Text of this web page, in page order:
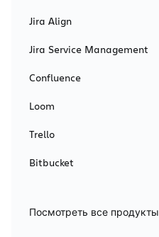
Jira Align
Jira Service Management
Confluence
Loom
Trello
Bitbucket
Посмотреть все продукты